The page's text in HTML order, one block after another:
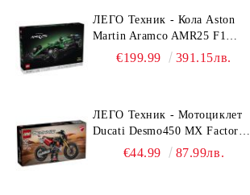
ЛЕГО Техник - Кола Aston
Martin Aramco AMR25 F1
42240€199.99 391.15лв.
ЛЕГО Техник - Мотоциклет
Ducati Desmo450 MX Factory
€44.99 87.99лв.